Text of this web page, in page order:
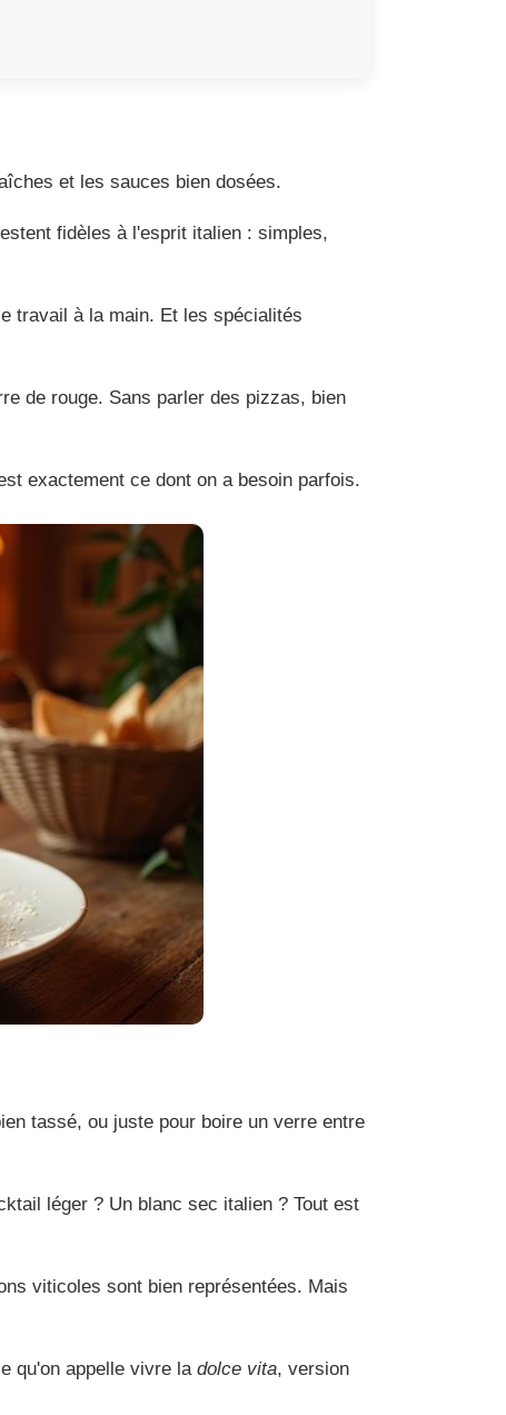
et les sauces bien dosées.
fidèles à l'esprit italien : simples,
travail à la main. Et les spécialités
de rouge. Sans parler des pizzas, bien
exactement ce dont on a besoin parfois.
tassé, ou juste pour boire un verre entre
léger ? Un blanc sec italien ? Tout est
viticoles sont bien représentées. Mais
qu'on appelle vivre la dolce vita, version